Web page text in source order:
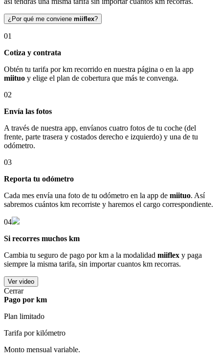
¿Por qué me conviene miiflex?
01
Cotiza y contrata
Obtén tu tarifa por km recorrido en nuestra página o en la app
miituo y elige el plan de cobertura que más te convenga.
02
Envía las fotos
A través de nuestra app, envíanos cuatro fotos de tu coche (del
frente, parte trasera y costados derecho e izquierdo) y una de tu
odómetro.
03
Reporta tu odómetro
Cada mes envía una foto de tu odómetro en la app de miituo. Así
sabremos cuántos km recorriste y haremos el cargo correspondiente.
04
Si recorres muchos km
Cambia tu seguro de pago por km a la modalidad miiflex y paga
siempre la misma tarifa, sin importar cuantos km recorras.
Ver video
Cerrar
Pago por km
Plan limitado
Tarifa por kilómetro
Monto mensual variable.